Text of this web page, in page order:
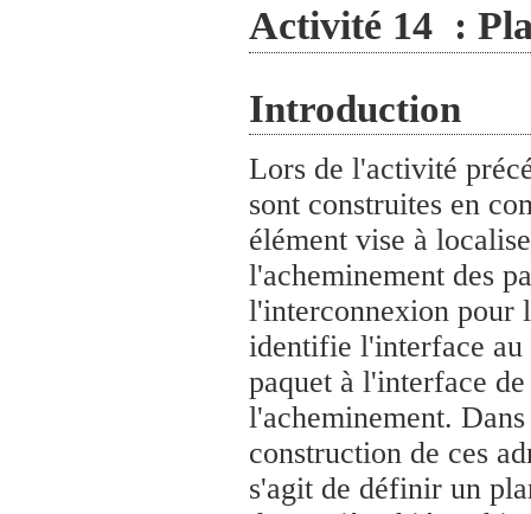
Activité 14 :
Introduction
Lors de l'activité
sont construites en
élément vise à
l'acheminement des
l'interconnexion pour
identifie l'interface au
paquet à l'interface
l'acheminement.
construction de ces
s'agit de définir un